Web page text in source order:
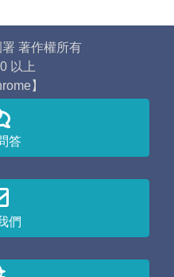
著作權所有
以上
】
答
們